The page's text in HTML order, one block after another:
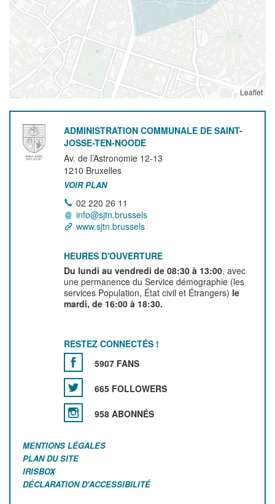
Leaflet
ADMINISTRATION COMMUNALE DE SAINT-
JOSSE-TEN-NOODE
Av. de l’Astronomie 12-13
1210 Bruxelles
VOIR PLAN
02 220 26 11
info@sjtn.brussels
www.sjtn.brussels
HEURES D'OUVERTURE
Du lundi au vendredi de 08:30 à 13:00, avec
une permanence du Service démographie (les
services Population, État civil et Étrangers) le
mardi, de 16:00 à 18:30.
RESTEZ CONNECTÉS !
5907 FANS
665 FOLLOWERS
958 ABONNÉS
MENTIONS LÉGALES
PLAN DU SITE
IRISBOX
DÉCLARATION D'ACCESSIBILITÉ